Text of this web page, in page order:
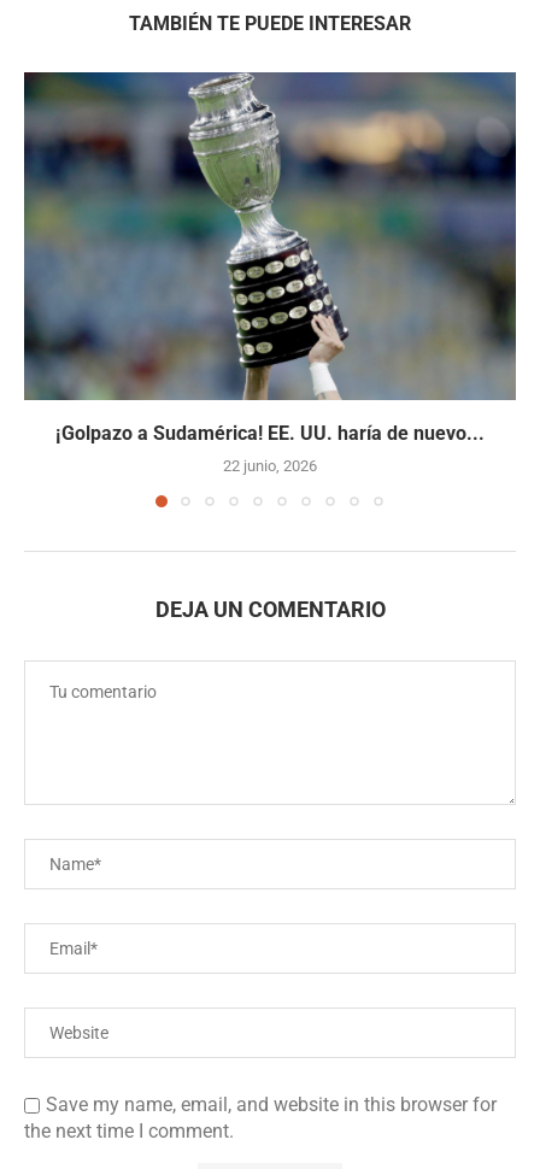
TAMBIÉN TE PUEDE INTERESAR
¡Golpazo a Sudamérica! EE. UU. haría de nuevo...
22 junio, 2026
DEJA UN COMENTARIO
Save my name, email, and website in this browser for
the next time I comment.